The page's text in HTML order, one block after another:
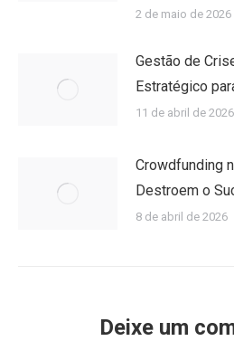
2 de maio de 2026
Gestão de
Estratégico
11 de abril de 2026
Crowdfunding
Destroem o
8 de abril de 2026
Deixe um